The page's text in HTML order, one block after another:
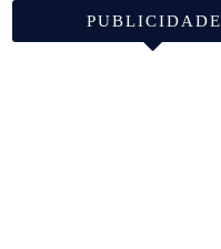
PUBLICIDADE